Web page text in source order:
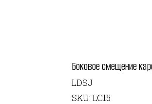
Боковое смещение
LDSJ
SKU: LC15